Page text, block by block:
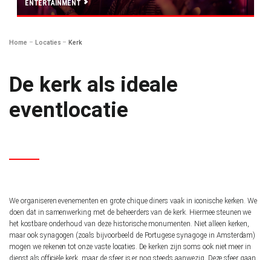
ENTERTAINMENT
Home – Locaties – Kerk
De kerk als ideale
eventlocatie
We organiseren evenementen en grote chique diners vaak in iconische kerken. We
doen dat in samenwerking met de beheerders van de kerk. Hiermee steunen we
het kostbare onderhoud van deze historische monumenten. Niet alleen kerken,
maar ook synagogen (zoals bijvoorbeeld de Portugese synagoge in Amsterdam)
mogen we rekenen tot onze vaste locaties. De kerken zijn soms ook niet meer in